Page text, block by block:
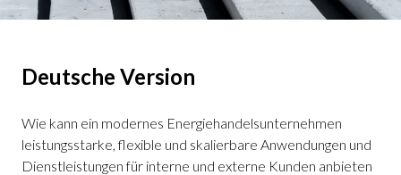
Deutsche Version
Wie kann ein modernes Energiehandelsunternehmen
leistungsstarke, flexible und skalierbare Anwendungen und
Dienstleistungen für interne und externe Kunden anbieten